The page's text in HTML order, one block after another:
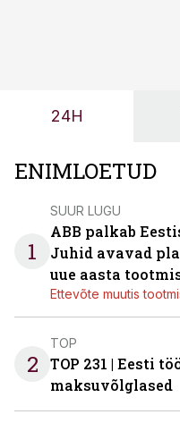
24H
ENIMLOETUD
1
SUUR LUGU
ABB palkab
Juhid avavad
uue aasta
Ettevõte muutis
2
TOP
TOP 231 | Eesti
maksuvõlglased